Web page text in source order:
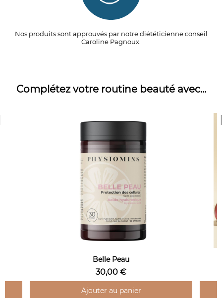
Nos produits sont approuvés par notre diététicienne conseil
Caroline Pagnoux.
Complétez votre routine beauté avec...
Belle Peau
30,00 €
Ajouter au panier